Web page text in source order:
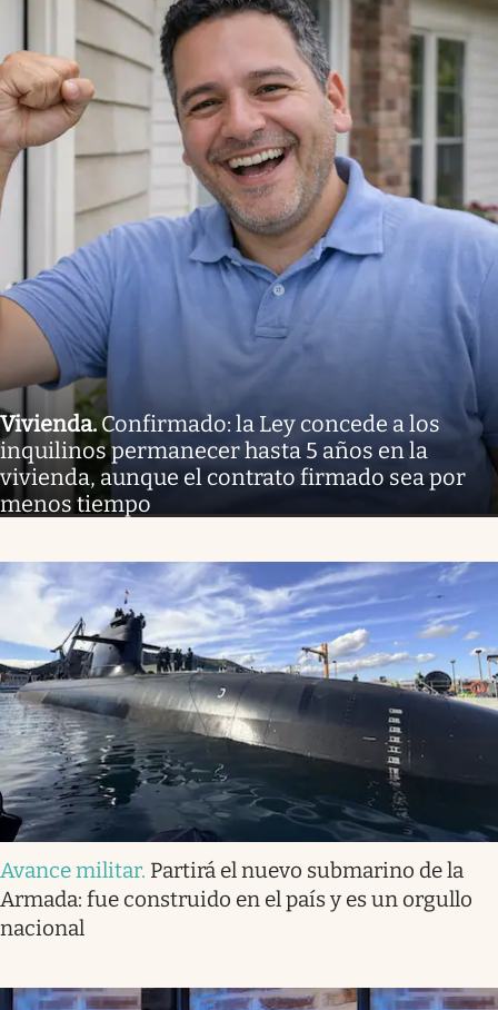
Vivienda.Confirmado: la Ley concede a los
inquilinos permanecer hasta 5 años en la
vivienda, aunque el contrato firmado sea por
menos tiempo
Avance militar. Partirá el nuevo submarino de la
Armada: fue construido en el país y es un orgullo
nacional